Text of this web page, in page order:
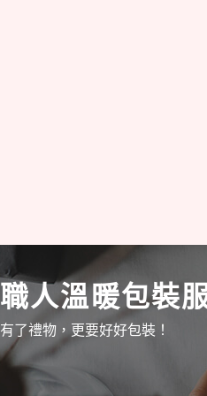
職人溫暖包裝
有了禮物，更要好好包裝！